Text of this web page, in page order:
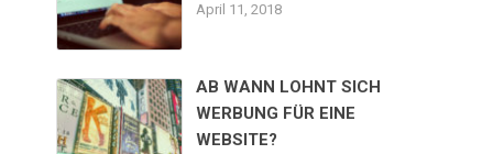
April 11, 2018
AB WANN LOHNT SICH
WERBUNG FÜR EINE
WEBSITE?